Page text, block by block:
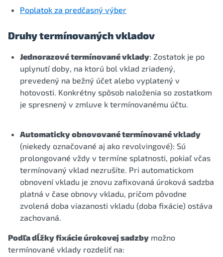
Poplatok za predčasný výber
Druhy termínovaných vkladov
Jednorazové termínované vklady: Zostatok je po
uplynutí doby, na ktorú bol vklad zriadený,
prevedený na bežný účet alebo vyplatený v
hotovosti. Konkrétny spôsob naloženia so zostatkom
je spresnený v zmluve k termínovanému účtu.
Automaticky obnovované termínované vklady
(niekedy označované aj ako revolvingové): Sú
prolongované vždy v termíne splatnosti, pokiaľ včas
termínovaný vklad nezrušíte. Pri automatickom
obnovení vkladu je znovu zafixovaná úroková sadzba
platná v čase obnovy vkladu, pričom pôvodne
zvolená doba viazanosti vkladu (doba fixácie) ostáva
zachovaná.
Podľa dĺžky fixácie úrokovej sadzby možno
termínované vklady rozdeliť na: